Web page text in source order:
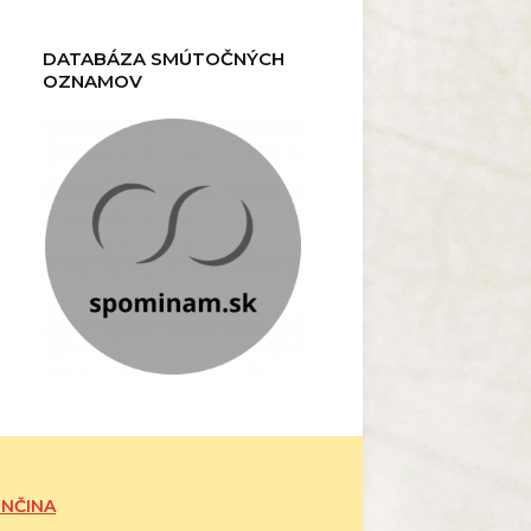
DATABÁZA SMÚTOČNÝCH
OZNAMOV